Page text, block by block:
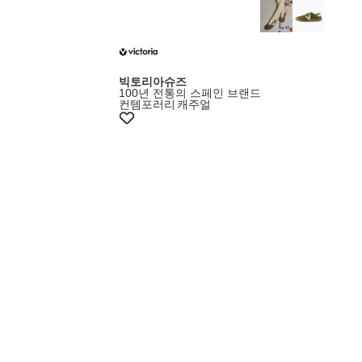
빅토리아슈즈
100년 전통의 스페인 브랜드
컨템포러리 캐주얼